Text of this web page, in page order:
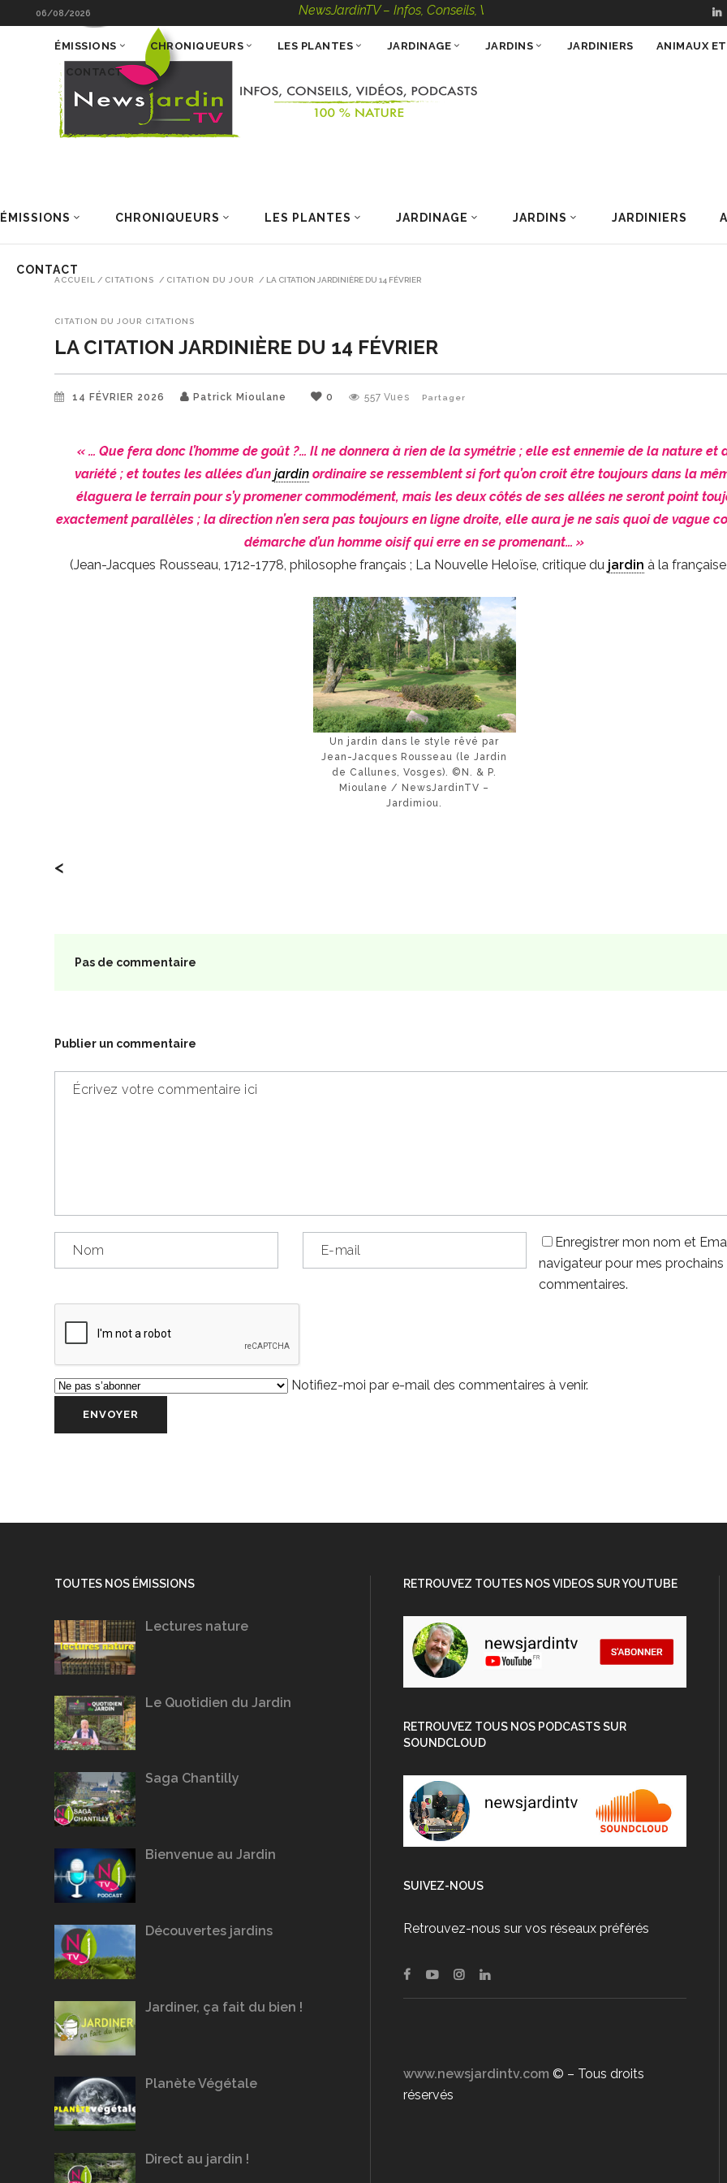
06/08/2026 NewsJardinTV – Infos, Conseils, Vidéos, Podcasts – 100 % Nature
ÉMISSIONS CHRONIQUEURS LES PLANTES JARDINAGE JARDINS JARDINIERS
CONTACT
ÉMISSIONS CHRONIQUEURS LES PLANTES JARDINAGE JARDINS JARDINIERS ANIMAUX
CONTACT
ACCUEIL / CITATIONS / CITATION DU JOUR / LA CITATION JARDINIÈRE DU 14 FÉVRIER
CITATION DU JOUR CITATIONS
LA CITATION JARDINIÈRE DU 14 FÉVRIER
14 FÉVRIER 2026 Patrick Mioulane 0 557 Vues Partager
« … Que fera donc l’homme de goût ?… Il ne donnera à rien de la symétrie ; elle est ennemie de la nature et
variété ; et toutes les allées d’un jardinordinaire se ressemblent si fort qu’on croit être toujours dans la
élaguera le terrain pour s’y promener commodément, mais les deux côtés de ses allées ne seront point
exactement parallèles ; la direction n’en sera pas toujours en ligne droite, elle aura je ne sais quoi de vague
démarche d’un homme oisif qui erre en se promenant… »
(Jean-Jacques Rousseau, 1712-1778, philosophe français ; La Nouvelle Heloïse, critique du jardin à la
Un jardin dans le style rêvé par
Jean-Jacques Rousseau (le Jardin
de Callunes, Vosges). ©N. & P.
Mioulane / NewsJardinTV –
Jardimiou.
<
Pas de commentaire
Publier un commentaire
Enregistrer mon nom et
navigateur pour mes prochains
commentaires.
Notifiez-moi par e-mail des commentaires à venir.
TOUTES NOS ÉMISSIONS
Lectures nature
Le Quotidien du Jardin
Saga Chantilly
Bienvenue au Jardin
Découvertes jardins
Jardiner, ça fait du bien !
Planète Végétale
Direct au jardin !
RETROUVEZ TOUTES NOS VIDEOS SUR YOUTUBE
RETROUVEZ TOUS NOS PODCASTS SUR
SOUNDCLOUD
SUIVEZ-NOUS
Retrouvez-nous sur vos réseaux préférés
www.newsjardintv.com © – Tous droits
réservés